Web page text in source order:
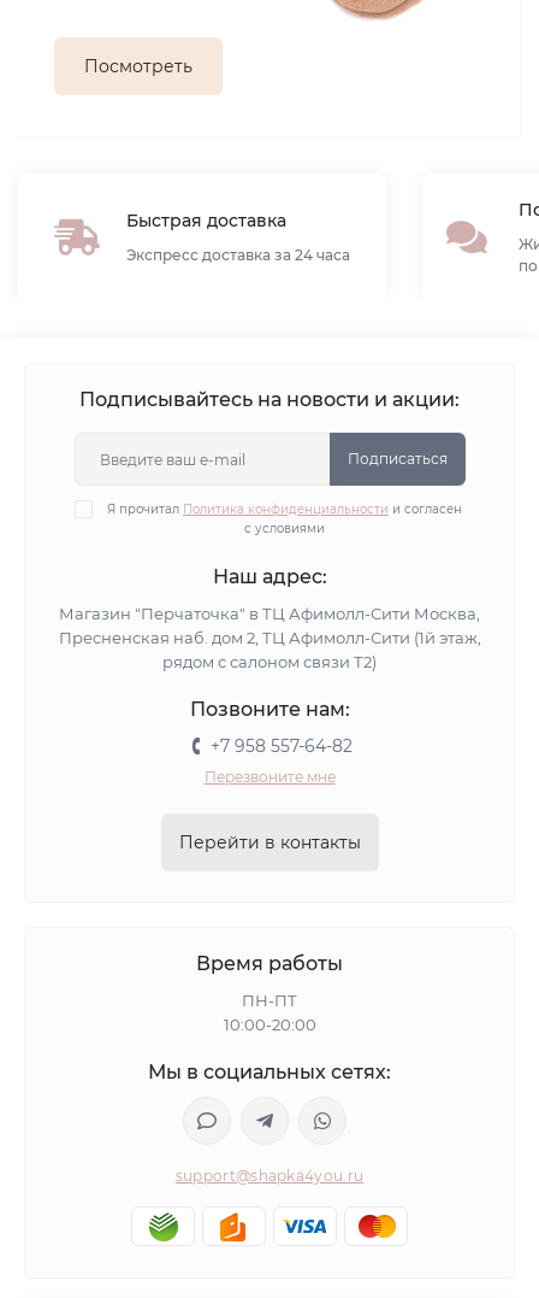
Посмотреть
Быстрая доставка
Экспресс доставка за 24 часа
Подписывайтесь на новости и акции:
Подписаться
Я прочитал Политика конфиденциальности и согласен
с условиями
Наш адрес:
Магазин "Перчаточка" в ТЦ Афимолл-Сити Москва,
Пресненская наб. дом 2, ТЦ Афимолл-Сити (1й этаж,
рядом с салоном связи Т2)
Позвоните нам:
+7 958 557-64-82
Перезвоните мне
Перейти в контакты
Время работы
ПН-ПТ
10:00-20:00
Мы в социальных сетях:
support@shapka4you.ru